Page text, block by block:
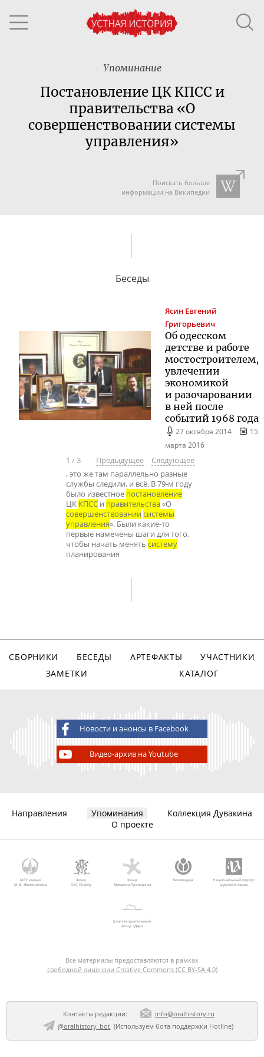
Упоминание
Постановление ЦК КПСС и
правительства «О
совершенствовании системы
управления»
Поискать больше
информации на Википедии
Беседы
Ясин Евгений
Григорьевич
Об одесском
детстве и работе
мостостроителем,
увлечении
экономикой
и разочаровании
в ней после
событий 1968 года
27 октября 2014
15
марта 2016
1 /3 Предыдущее
Следующее
, это же там параллельно разные
службы следили, и всё. В 79-м году
было известное постановление
ЦК КПСС и правительства«О
совершенствовании системы
управления». Были какие-то
первые намечены шаги для того,
чтобы начать менять систему
планирования
СБОРНИКИ БЕСЕДЫ АРТЕФАКТЫ
УЧАСТНИКИ
ЗАМЕТКИ
КАТАЛОГ
Новости и анонсы в Facebook
Видео-архив на Youtube
Направления Упоминания
Коллекция Дувакина
О проекте
МГУ имени
М.В. Ломоносова
Фонд
AVC Charity
Фонд
Михаила Прохорова
Викимедиа
Национальный корпус
русского языка
Благотворительный
фонд «Дар»
Все материалы предоставляются в рамках
свободной лицензии Creative Commons (CC BY-SA 4.0)
Контакты редакции:
info@oralhistory.ru
@oralhistory_bot (Используембота поддержки Hotline)